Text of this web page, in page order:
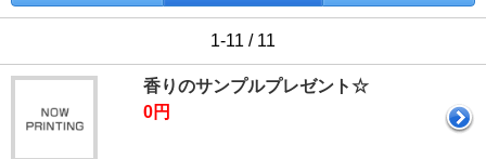
1-11 / 11
香りのサンプルプレゼント☆
0円